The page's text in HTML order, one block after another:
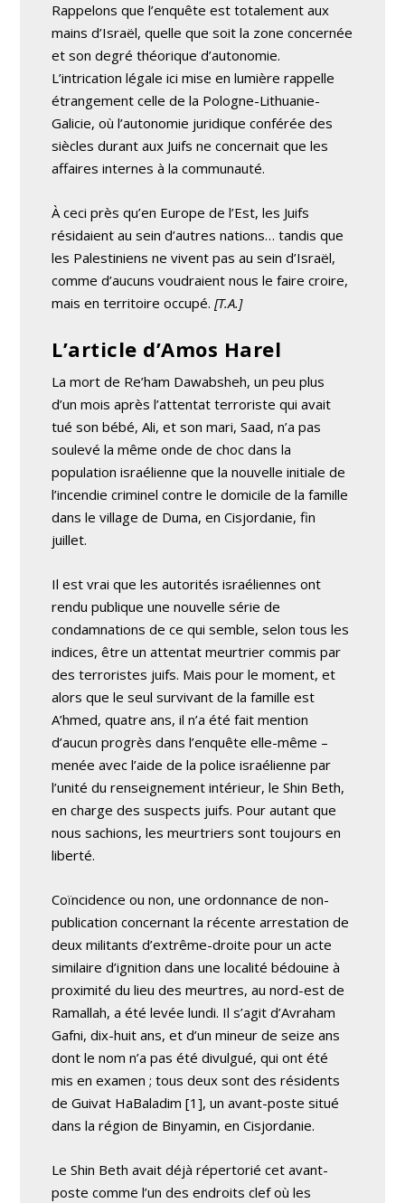
Rappelons que l’enquête est totalement aux
mains d’Israël, quelle que soit la zone concernée
et son degré théorique d’autonomie.
L’intrication légale ici mise en lumière rappelle
étrangement celle de la Pologne-Lithuanie-
Galicie, où l’autonomie juridique conférée des
siècles durant aux Juifs ne concernait que les
affaires internes à la communauté.
À ceci près qu’en Europe de l’Est, les Juifs
résidaient au sein d’autres nations… tandis que
les Palestiniens ne vivent pas au sein d’Israël,
comme d’aucuns voudraient nous le faire croire,
mais en territoire occupé.[T.A.]
L’article d’Amos Harel
La mort de Re’ham Dawabsheh, un peu plus
d’un mois après l’attentat terroriste qui avait
tué son bébé, Ali, et son mari, Saad, n’a pas
soulevé la même onde de choc dans la
population israélienne que la nouvelle initiale de
l’incendie criminel contre le domicile de la famille
dans le village de Duma, en Cisjordanie, fin
juillet.
Il est vrai que les autorités israéliennes ont
rendu publique une nouvelle série de
condamnations de ce qui semble, selon tous les
indices, être un attentat meurtrier commis par
des terroristes juifs. Mais pour le moment, et
alors que le seul survivant de la famille est
A’hmed, quatre ans, il n’a été fait mention
d’aucun progrès dans l’enquête elle-même –
menée avec l’aide de la police israélienne par
l’unité du renseignement intérieur, le Shin Beth,
en charge des suspects juifs. Pour autant que
nous sachions, les meurtriers sont toujours en
liberté.
Coïncidence ou non, une ordonnance de non-
publication concernant la récente arrestation de
deux militants d’extrême-droite pour un acte
similaire d’ignition dans une localité bédouine à
proximité du lieu des meurtres, au nord-est de
Ramallah, a été levée lundi. Il s’agit d’Avraham
Gafni, dix-huit ans, et d’un mineur de seize ans
dont le nom n’a pas été divulgué, qui ont été
mis en examen ; tous deux sont des résidents
de Guivat HaBaladim [1], un avant-poste situé
dans la région de Binyamin, en Cisjordanie.
Le Shin Beth avait déjà répertorié cet avant-
poste comme l’un des endroits clef où les